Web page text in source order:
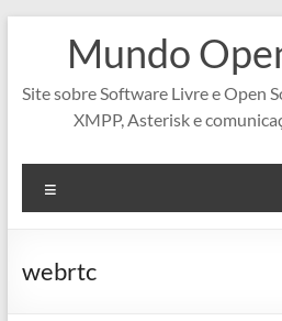
conteúdo
Mundo
Site sobre Software Livre e Open
XMPP, Asterisk e
webrtc